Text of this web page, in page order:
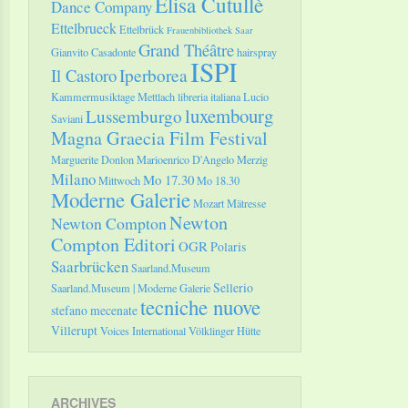
Dance Company
EttelbrueckEttelbrück Frauenbibliothek Saar
Gianvito CasadonteGrand Théâtrehairspray
Il CastoroIperboreaISPI
Kammermusiktage Mettlachlibreria italianaLucio
SavianiLussemburgoluxembourg
Magna Graecia Film Festival
Marguerite DonlonMarioenrico D'AngeloMerzig
MilanoMittwochMo 17.30Mo 18.30
Moderne GalerieMozartMätresse
Newton ComptonNewton
Compton Editori OGRPolaris
SaarbrückenSaarland.Museum
Saarland.Museum | Moderne GalerieSellerio
stefano mecenatetecniche nuove
VilleruptVoices InternationalVölklinger Hütte
ARCHIVES